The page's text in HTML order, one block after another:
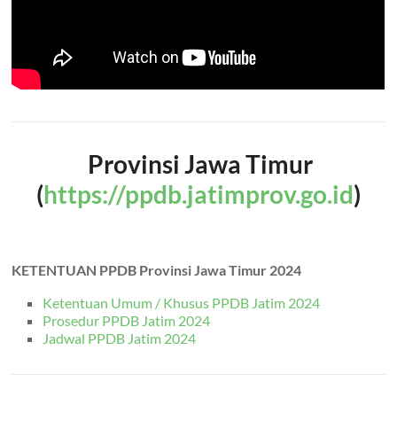
Provinsi Jawa Timur
(https://ppdb.jatimprov.go.id)
KETENTUAN PPDB Provinsi Jawa Timur 2024
Ketentuan Umum / Khusus PPDB Jatim 2024
Prosedur PPDB Jatim 2024
Jadwal PPDB Jatim 2024